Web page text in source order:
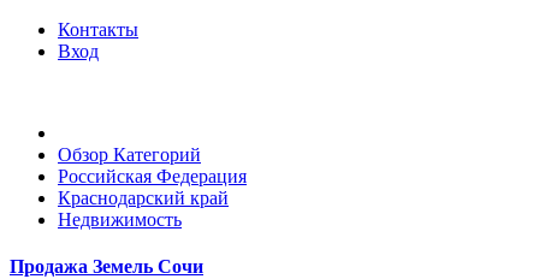
Контакты
Вход
Обзор Категорий
Российская Федерация
Краснодарский край
Недвижимость
Продажа Земель Сочи